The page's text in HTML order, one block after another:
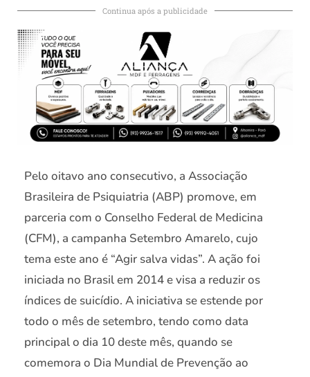
Continua após a publicidade
Pelo oitavo ano consecutivo, a Associação
Brasileira de Psiquiatria (ABP) promove, em
parceria com o Conselho Federal de Medicina
(CFM), a campanha Setembro Amarelo, cujo
tema este ano é “Agir salva vidas”. A ação foi
iniciada no Brasil em 2014 e visa a reduzir os
índices de suicídio. A iniciativa se estende por
todo o mês de setembro, tendo como data
principal o dia 10 deste mês, quando se
comemora o Dia Mundial de Prevenção ao